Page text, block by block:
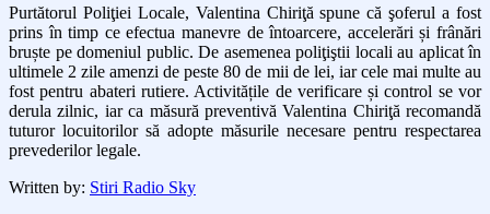
Purtătorul Poliţiei Locale, Valentina Chiriţă spune că şoferul a fost
prins în timp ce efectua manevre de întoarcere, accelerări și frânări
bruște pe domeniul public. De asemenea poliţiştii locali au aplicat în
ultimele 2 zile amenzi de peste 80 de mii de lei, iar cele mai multe au
fost pentru abateri rutiere. Activitățile de verificare și control se vor
derula zilnic, iar ca măsură preventivă Valentina Chiriţă recomandă
tuturor locuitorilor să adopte măsurile necesare pentru respectarea
prevederilor legale.
Written by: Stiri Radio Sky